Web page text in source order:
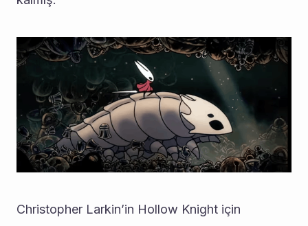
Christopher Larkin’in Hollow Knight için